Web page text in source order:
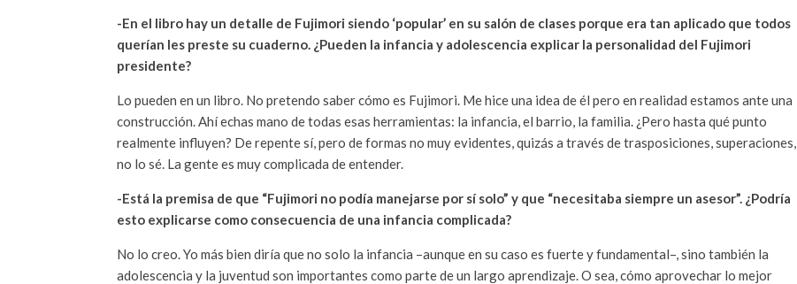
-En el libro hay un detalle de Fujimori siendo ‘popular’ en su salón de clases porque era tan aplicado que todos
querían les preste su cuaderno. ¿Pueden la infancia y adolescencia explicar la personalidad del Fujimori
presidente?
Lo pueden en un libro. No pretendo saber cómo es Fujimori. Me hice una idea de él pero en realidad estamos ante una
construcción. Ahí echas mano de todas esas herramientas: la infancia, el barrio, la familia. ¿Pero hasta qué punto
realmente influyen? De repente sí, pero de formas no muy evidentes, quizás a través de trasposiciones, superaciones,
no lo sé. La gente es muy complicada de entender.
-Está la premisa de que “Fujimori no podía manejarse por sí solo” y que “necesitaba siempre un asesor”. ¿Podría
esto explicarse como consecuencia de una infancia complicada?
No lo creo. Yo más bien diría que no solo la infancia –aunque en su caso es fuerte y fundamental–, sino también la
adolescencia y la juventud son importantes como parte de un largo aprendizaje. O sea, cómo aprovechar lo mejor